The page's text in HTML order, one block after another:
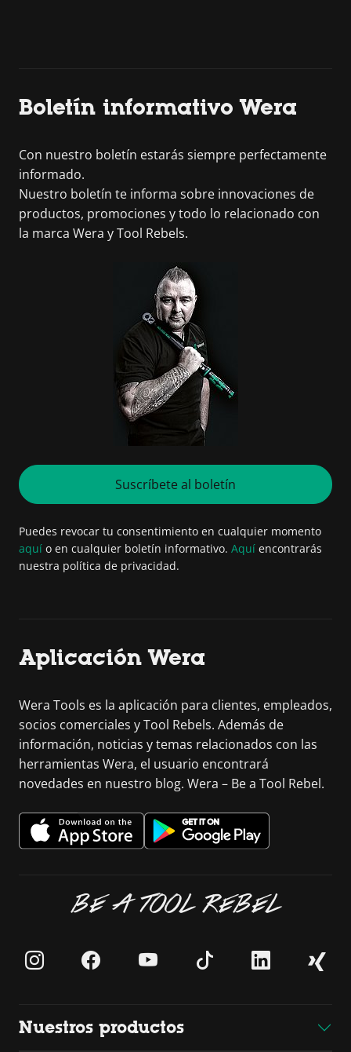
Boletín informativo Wera
Con nuestro boletín estarás siempre perfectamente
informado.
Nuestro boletín te informa sobre innovaciones de
productos, promociones y todo lo relacionado con
la marca Wera y Tool Rebels.
Suscríbete al boletín
Puedes revocar tu consentimiento en cualquier momento
aquí o en cualquier boletín informativo. Aquí encontrarás
nuestra política de privacidad.
Aplicación Wera
Wera Tools es la aplicación para clientes, empleados,
socios comerciales y Tool Rebels. Además de
información, noticias y temas relacionados con las
herramientas Wera, el usuario encontrará
novedades en nuestro blog. Wera – Be a Tool Rebel.
BE A TOOL REBEL
Nuestros productos